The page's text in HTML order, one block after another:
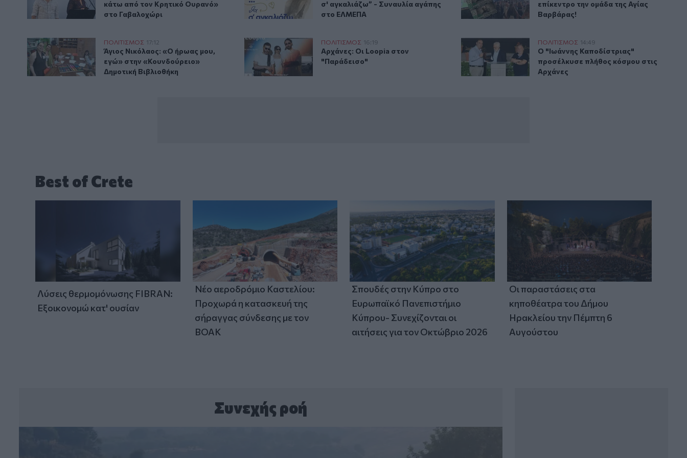
Κόλπος του Άντεν: Πλήγμα των Χούθι σε
τάνκερ της Σαουδικής Αραβίας
κάτω από τον Κρητικό Ουρανό»
στο Γαβαλοχώρι
σ' αγκαλιάζω” - Συναυλία αγάπης
στο ΕΛΜΕΠΑ
επίκεντρο την ομάδα της Αγίας
Βαρβάρας!
Άγιος Νικόλαος: «Ο ήρωας μου, εγώ» στην «Κουνδούρειο» Δημοτική Βιβλιοθήκη
ΠΟΛΙΤΙΣΜΟΣ 17:12
Άγιος Νικόλαος: «Ο ήρωας μου, εγώ» στην «Κουνδούρειο» Δημοτική Βιβλιοθήκη
Άγιος Νικόλαος: «Ο ήρωας μου,
εγώ» στην «Κουνδούρειο»
Δημοτική Βιβλιοθήκη
Αρχάνες: Οι Loopia στον "Παράδεισο"
ΠΟΛΙΤΙΣΜΟΣ 16:19
Αρχάνες: Οι Loopia στον "Παράδεισο"
Αρχάνες: Οι Loopia στον
"Παράδεισο"
Ο "Ιωάννης Καποδίστριας" προσέλκυσε πλήθος κόσμου
ΠΟΛΙΤΙΣΜΟΣ 14:49
Ο "Ιωάννης Καποδίστριας"
Ο "Ιωάννης Καποδίστριας"
προσέλκυσε πλήθος κόσμου στις
Αρχάνες
Best of Crete
Λύσεις θερμομόνωσης FIBRAN:
Εξοικονομώ κατ' ουσίαν
Νέο αεροδρόμιο Καστελίου:
Προχωρά η κατασκευή της
σήραγγας σύνδεσης με τον
ΒΟΑΚ
Σπουδές στην Κύπρο στο
Ευρωπαϊκό Πανεπιστήμιο
Κύπρου- Συνεχίζονται οι
αιτήσεις για τον Οκτώβριο 2026
Οι παραστάσεις στα
κηποθέατρα του Δήμου
Ηρακλείου την Πέμπτη 6
Αυγούστου
Συνεχής ροή